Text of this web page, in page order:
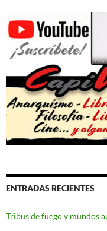
ENTRADAS RECIENTES
Tribus de fuego y mundos